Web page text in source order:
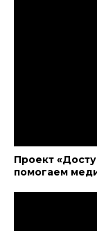
Проект
помогаем